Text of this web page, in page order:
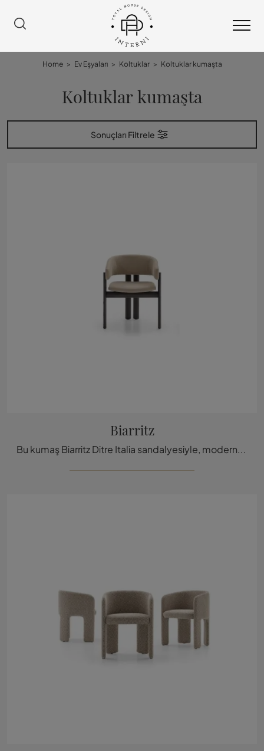
Home > Ev Eşyaları > Koltuklar > Koltuklar kumaşta
Koltuklar kumaşta
Sonuçları Filtrele
Biarritz
Bu kumaş Biarritz Ditre Italia sandalyesiyle, modern sabit oturma gruplarımızdan biri olarak iç mekanlarını tamamlayabilirsin.